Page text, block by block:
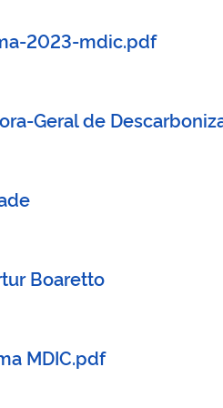
2023-mdic.pdf
Geral de
Boaretto
MDIC.pdf